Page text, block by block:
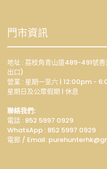
門市資訊
地址 : 荔枝角青山道489-491號
出口)
營業 : 星期一至六 | 12:00pm -
星期日及公眾假期 | 休息
聯絡我們:
電話 : 852 5997 0929
WhatsApp : 852 5997 0929
電郵 / Email: p